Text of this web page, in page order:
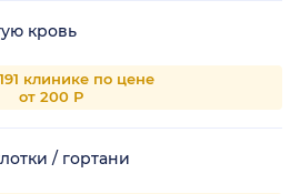
кровь
клинике по цене
от 200 Р
/ гортани